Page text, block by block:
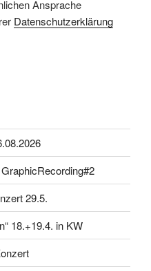
Ansprache
Datenschutzerklärung
29.5.
18.+19.4. in KW